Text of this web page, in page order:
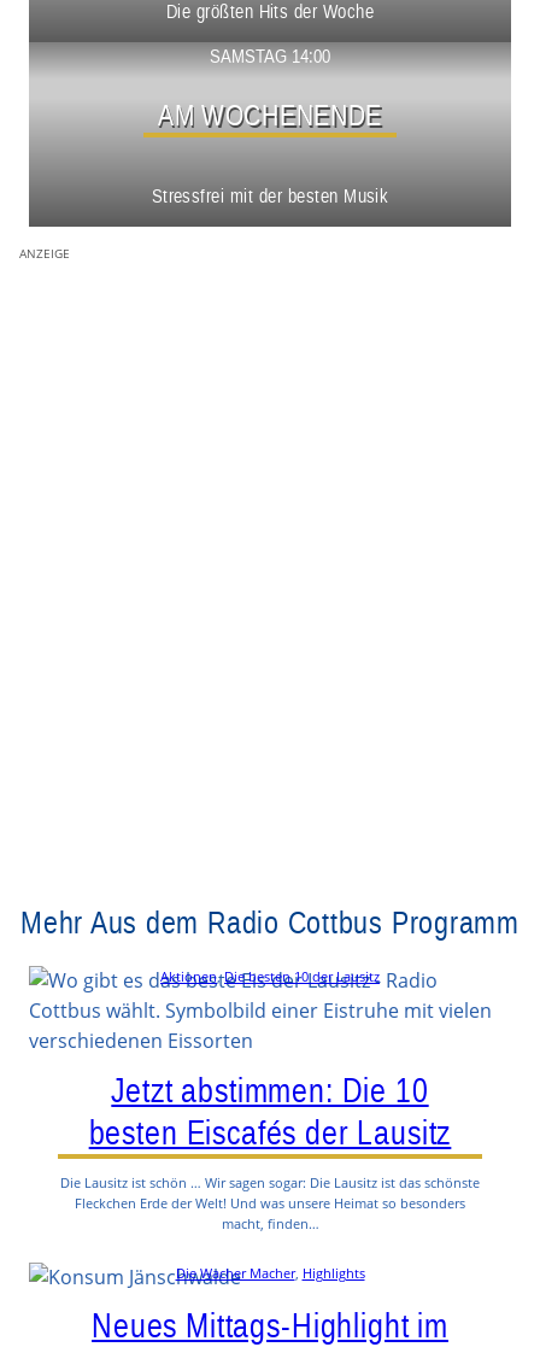
Die größten Hits der Woche
SAMSTAG 14:00
AM WOCHENENDE
Stressfrei mit der besten Musik
Show ansehen
Mehr Aus dem Radio Cottbus Programm
Aktionen, Die besten 10 der Lausitz
Jetzt abstimmen: Die 10
besten Eiscafés der Lausitz
Die Lausitz ist schön … Wir sagen sogar: Die Lausitz ist das schönste
Fleckchen Erde der Welt! Und was unsere Heimat so besonders
macht, finden…
Die Wacher Macher, Highlights
Neues Mittags-Highlight im